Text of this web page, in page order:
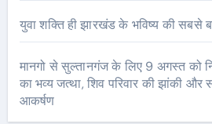
युवा शक्ति ही झारखंड के भविष्य की सबसे
मानगो से सुल्तानगंज के लिए 9 अगस्त को
का भव्य जत्था, शिव परिवार की झांकी और
आकर्षण